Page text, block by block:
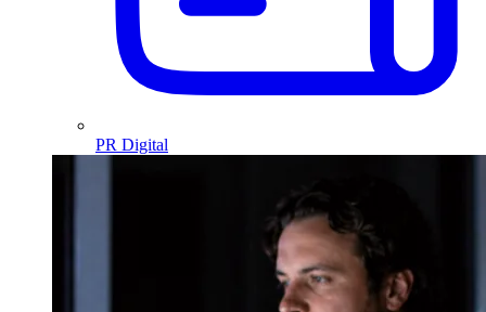
PR Digital